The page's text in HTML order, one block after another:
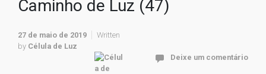
Caminho de Luz (47)
27 de maio de 2019
Written
by Célula de Luz
Deixe um comentário